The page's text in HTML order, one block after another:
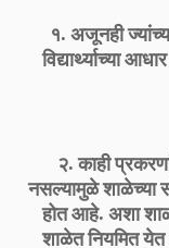
१. अजूनही
विद्यार्थ्याच्या
२. काही
नसल्यामुळे शाळेच्या
होत आहे. अशा
शाळेत नियमित येत